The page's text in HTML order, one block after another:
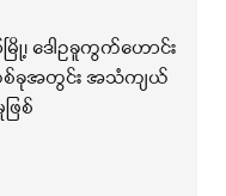
ဒေါဥခူကွက်ဟောင်း
စ်ခုအတွင်း အသံကျယ်
ြစ်